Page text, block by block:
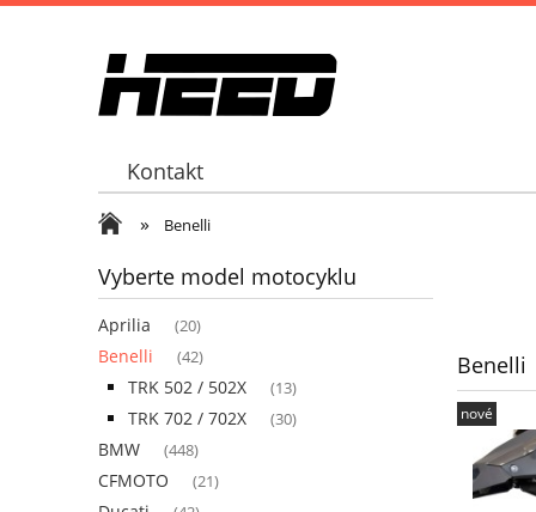
Kontakt
» Benelli
Vyberte model motocyklu
Aprilia (20)
Benelli (42)
TRK 502 / 502X (13)
TRK 702 / 702X (30)
BMW (448)
CFMOTO (21)
Benelli
nové